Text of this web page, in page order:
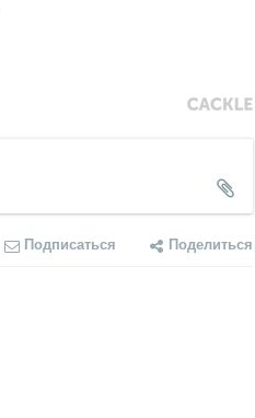
Подписаться Поделиться